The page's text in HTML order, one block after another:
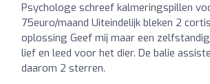
Psychologe schreef kalmeringspillen
75euro/maand Uiteindelijk bleken 2
oplossing Geef mij maar een
lief en leed voor het dier. De balie
daarom 2 sterren.